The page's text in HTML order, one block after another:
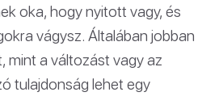
oka, hogy nyitott vagy, és
vágysz. Általában jobban
mint a változást vagy az
tulajdonság lehet egy